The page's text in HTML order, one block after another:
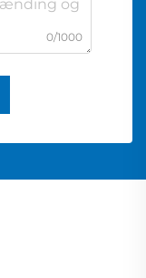
0/1000